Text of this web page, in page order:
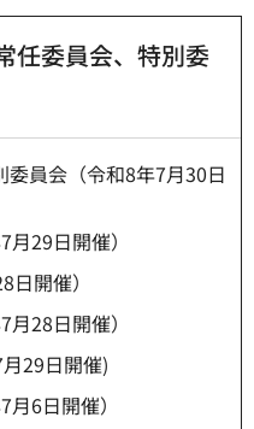
任委員会、特別委
員会（令和8年7月30日
29日開催）
開催）
28日開催）
29日開催)
6日開催）